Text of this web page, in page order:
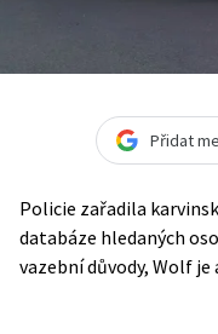
Přidat
Policie zařadila
databáze hledaných
vazební důvody, Wolf je